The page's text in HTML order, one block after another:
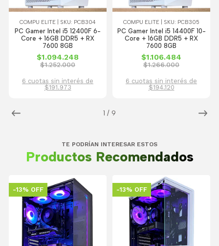
1 / 9
COMPU ELITE | SKU: PCB304
PC Gamer Intel i5 12400F 6-
Core + 16GB DDR5 + RX
7600 8GB
$1.094.248
$1.252.000
6 cuotas sin interés de
$191.973
COMPU ELITE | SKU: PCB305
PC Gamer Intel i5 14400F 10-
Core + 16GB DDR5 + RX
7600 8GB
$1.106.484
$1.266.000
6 cuotas sin interés de
$194.120
TE PODRÍAN INTERESAR ESTOS
Productos Recomendados
-13% OFF -13% OFF